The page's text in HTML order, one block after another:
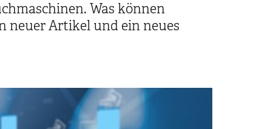
Was können
neuer Artikel und ein neues